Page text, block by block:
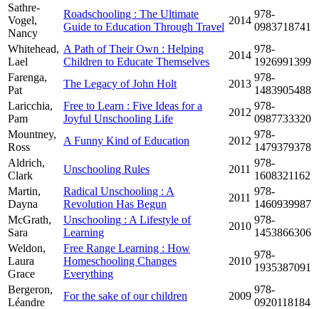
Sathre-
Vogel,
Nancy
Roadschooling : The Ultimate
Guide to Education Through Travel
2014
978-
0983718741
Whitehead,
Lael
A Path of Their Own : Helping
Children to Educate Themselves
2014
978-
1926991399
Farenga,
Pat
The Legacy of John Holt 2013
978-
1483905488
Laricchia,
Pam
Free to Learn : Five Ideas for a
Joyful Unschooling Life
2012
978-
0987733320
Mountney,
Ross
A Funny Kind of Education 2012
978-
1479379378
Aldrich,
Clark
Unschooling Rules 2011
978-
1608321162
Martin,
Dayna
Radical Unschooling : A
Revolution Has Begun
2011
978-
1460939987
McGrath,
Sara
Unschooling : A Lifestyle of
Learning
2010
978-
1453866306
Weldon,
Laura
Grace
Free Range Learning : How
Homeschooling Changes
Everything
2010
978-
1935387091
Bergeron,
Léandre
For the sake of our children 2009
978-
0920118184